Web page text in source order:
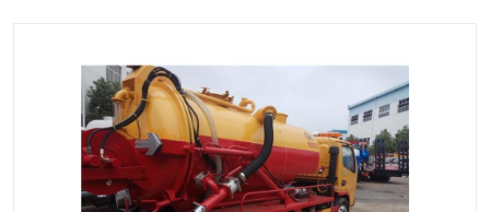
漏水检查维修 消防管道漏水
供热管道漏水 排水管道漏水
自来水管漏水 管道疏通